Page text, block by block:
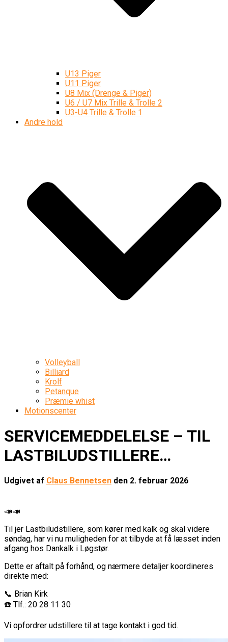
U13 Piger
U11 Piger
U8 Mix (Drenge & Piger)
U6 / U7 Mix Trille & Trolle 2
U3-U4 Trille & Trolle 1
Andre hold
Volleyball
Billiard
Krolf
Petanque
Præmie whist
Motionscenter
SERVICEMEDDELELSE – TIL
LASTBILUDSTILLERE…
Udgivet af Claus Bennetsen den 2. februar 2026
📣📣
Til jer Lastbiludstillere, som kører med kalk og skal videre
søndag, har vi nu muligheden for at tilbyde at få læsset inden
afgang hos Dankalk i Løgstør.
Dette er aftalt på forhånd, og nærmere detaljer koordineres
direkte med:
📞 Brian Kirk
☎️ Tlf.: 20 28 11 30
Vi opfordrer udstillere til at tage kontakt i god tid.